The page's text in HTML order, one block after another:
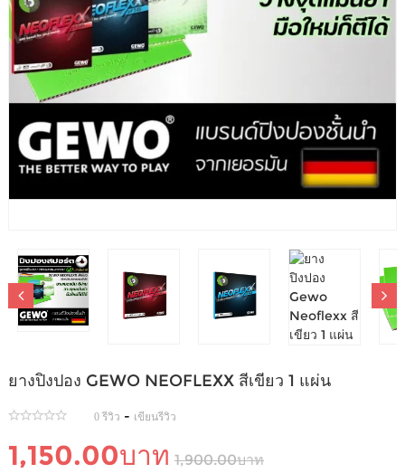
ยางปิงปอง GEWO NEOFLEXX สีเขียว 1 แผ่น
0 รีวิว - เขียนรีวิว
1,150.00บาท 1,900.00บาท